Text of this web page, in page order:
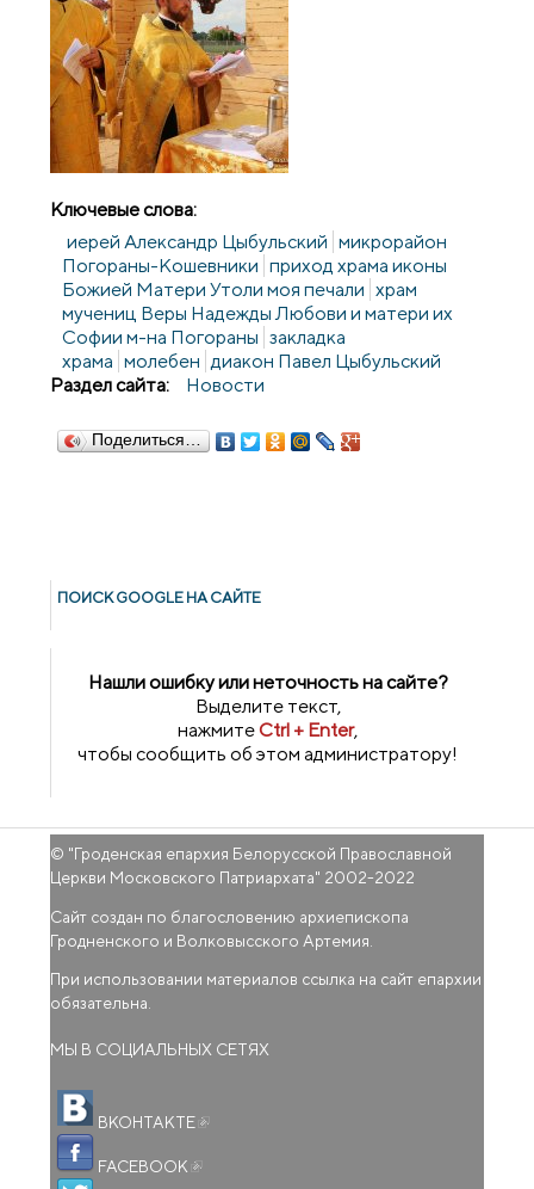
Ключевые слова:
иерей Александр Цыбульский микрорайон
Погораны-Кошевники приход храма иконы
Божией Матери Утоли моя печали храм
мучениц Веры Надежды Любови и матери их
Софии м-на Погораны закладка
храма молебен диакон Павел Цыбульский
Раздел сайта:
Новости
Поделиться…
ПОИСК GOОGLE НА САЙТЕ
Нашли ошибку или неточность на сайте?
Выделите текст,
нажмитеCtrl + Enter,
чтобы сообщить об этом администратору!
© "Гроденская епархия Белорусской Православной
Церкви Московского Патриархата" 2002-2022
Сайт создан по благословению архиепископа
Гродненского и Волковысского Артемия.
При использовании материалов ссылка на сайт епархии
обязательна.
МЫ В СОЦИАЛЬНЫХ СЕТЯХ
ВКОНТАКТЕ
FACEBOOK